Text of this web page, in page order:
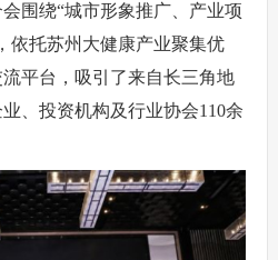
围绕“城市形象推广、产业项
依托苏州大健康产业聚集优
平台，吸引了来自长三角地
、投资机构及行业协会110余